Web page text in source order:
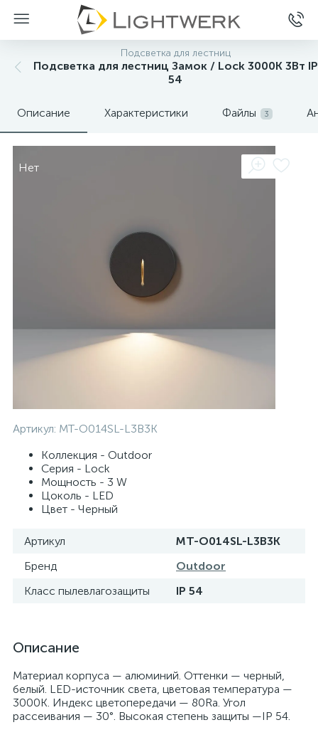
Подсветка для лестниц
Подсветка для лестниц Замок / Lock 3000К 3Вт IP
54
Описание Характеристики Файлы 3
Нет
Артикул: MT-O014SL-L3B3K
Коллекция - Outdoor
Серия - Lock
Мощность - 3 W
Цоколь - LED
Цвет - Черный
Артикул
MT-O014SL-L3B3K
Бренд
Outdoor
Класс пылевлагозащиты
IP 54
Описание
Материал корпуса — алюминий. Оттенки — черный,
белый. LED-источник света, цветовая температура —
3000К. Индекс цветопередачи — 80Ra. Угол
рассеивания — 30°. Высокая степень защиты —IP 54.